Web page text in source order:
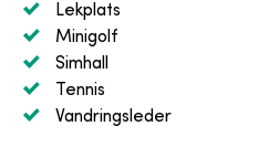
Lekplats
Minigolf
Simhall
Tennis
Vandringsleder